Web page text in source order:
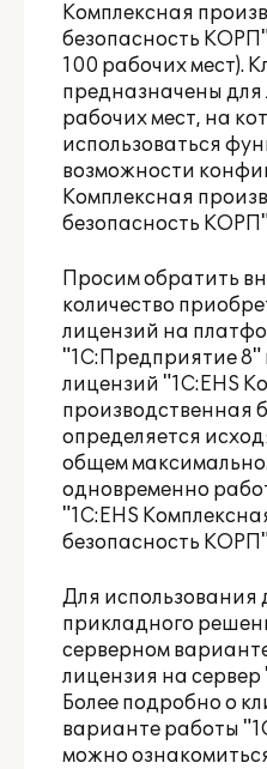
Комплексная
безопасность КОРП"
100 рабочих мест).
предназначены
рабочих мест, на
использоваться
возможности
Комплексная
безопасность
Просим обратить
количество
лицензий на
"1С:Предприятие 8"
лицензий "1С:EHS
производственная
определяется
общем
одновременно
"1С:EHS
безопасность
Для использования
прикладного
серверном
лицензия на
Более подробно о
варианте работы
можно